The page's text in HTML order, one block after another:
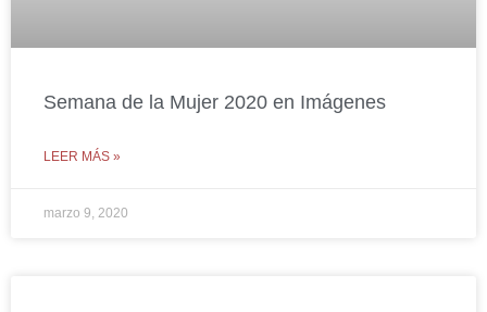
Semana de la Mujer 2020 en Imágenes
LEER MÁS »
marzo 9, 2020